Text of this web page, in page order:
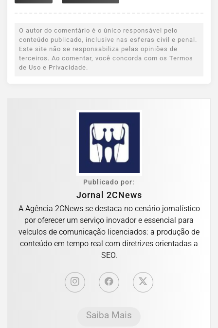
O autor do comentário é o único responsável pelo
conteúdo publicado, inclusive nas esferas civil e penal.
Este site não se responsabiliza pelas opiniões de
terceiros. Ao comentar, você concorda com os Termos
de Uso e Privacidade.
Publicado por:
Jornal 2CNews
A Agência 2CNews se destaca no cenário jornalístico
por oferecer um serviço inovador e essencial para
veículos de comunicação licenciados: a produção de
conteúdo em tempo real com diretrizes orientadas a
SEO.
Saiba Mais